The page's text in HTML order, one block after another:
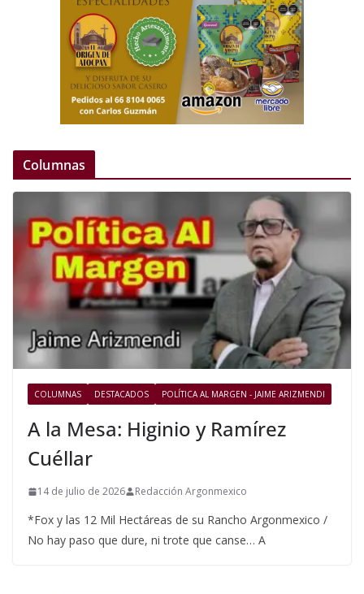
Columnas
COLUMNAS DESTACADOS POLÍTICA AL MARGEN - JAIME ARIZMENDI
A la Mesa: Higinio y Ramírez
Cuéllar
14 de julio de 2026 Redacción Argonmexico
*Fox y las 12 Mil Hectáreas de su Rancho Argonmexico /
No hay paso que dure, ni trote que canse… A